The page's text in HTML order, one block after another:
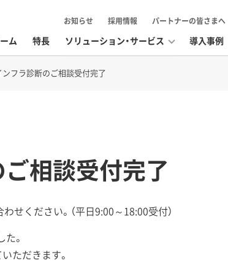
ム 特長 ソリューション・サービス 導入事例
お知らせ 採用情報 パートナーの皆さまへ
ンフラ診断のご相談受付完了
相談受付完了
せください。（平日9:00～18:00受付）
。
ただきます。